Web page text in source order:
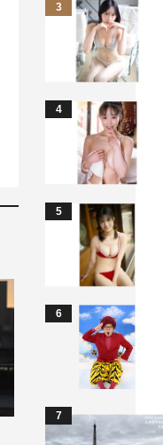
3
4
5
6
7